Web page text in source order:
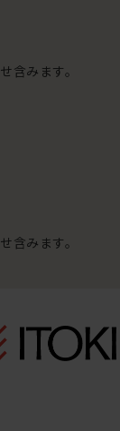
含みます。
含みます。